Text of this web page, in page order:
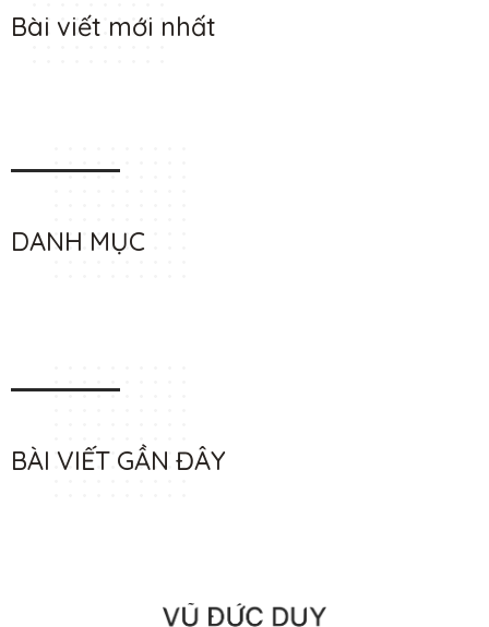
Bài viết mới nhất
DANH MỤC
BÀI VIẾT GẦN ĐÂY